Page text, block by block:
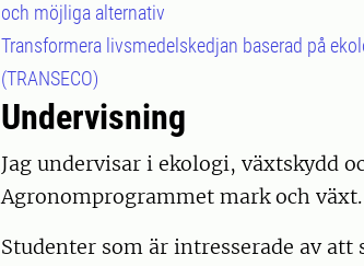
och möjliga alternativ
Transformera livsmedelskedjan baserad på
(TRANSECO)
Undervisning
Jag undervisar i ekologi, växtskydd
Agronomprogrammet mark och växt.
Studenter som är intresserade av